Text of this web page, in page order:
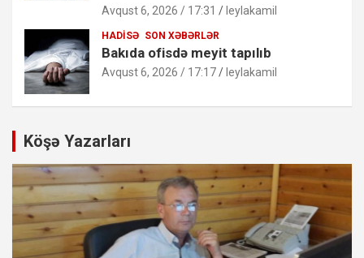
Avqust 6, 2026 / 17:31 leylakamil
HADISƏ SON XƏBƏRLƏR
Bakıda ofisdə meyit tapılıb
Avqust 6, 2026 / 17:17 leylakamil
Köşə Yazarları